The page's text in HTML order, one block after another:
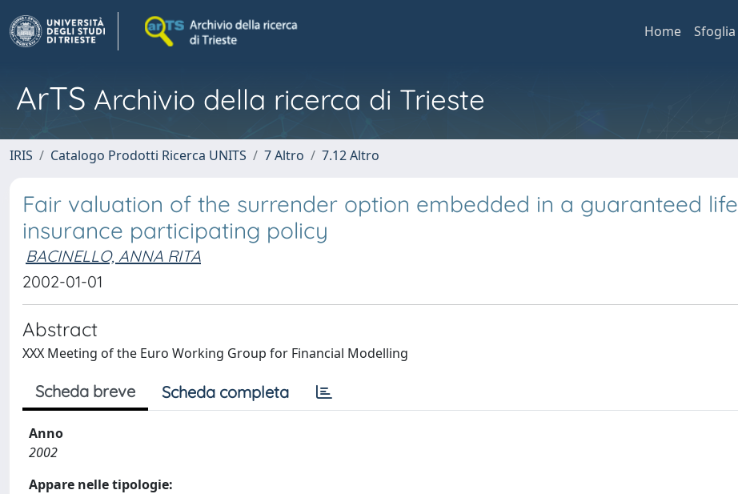
Home Sfoglia
ArTS Archivio della ricerca di Trieste
IRIS Catalogo Prodotti Ricerca UNITS 7 Altro 7.12 Altro
Fair valuation of the surrender option embedded in a guaranteed life
insurance participating policy
BACINELLO, ANNA RITA
2002-01-01
Abstract
XXX Meeting of the Euro Working Group for Financial Modelling
Scheda breve Scheda completa
Anno
2002
Appare nelle tipologie: